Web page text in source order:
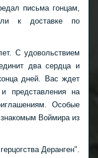
письма гонцам,
к доставке по
С удовольствием
два сердца и
дней. Вас ждет
представления на
Особые
Воймира из
Деранген".